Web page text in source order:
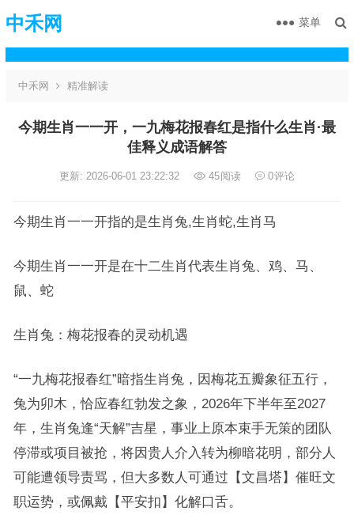
中禾网 菜单
中禾网 精准解读
今期生肖一一开，一九梅花报春红是指什么生肖·最
佳释义成语解答
更新: 2026-06-01 23:22:32 45阅读 0评论
今期生肖一一开指的是生肖兔,生肖蛇,生肖马
今期生肖一一开是在十二生肖代表生肖兔、鸡、马、
鼠、蛇
生肖兔：梅花报春的灵动机遇
“一九梅花报春红”暗指生肖兔，因梅花五瓣象征五行，
兔为卯木，恰应春红勃发之象，2026年下半年至2027
年，生肖兔逢“天解”吉星，事业上原本束手无策的团队
停滞或项目被抢，将因贵人介入转为柳暗花明，部分人
可能遭领导责骂，但大多数人可通过【文昌塔】催旺文
职运势，或佩戴【平安扣】化解口舌。